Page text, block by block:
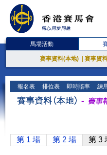
馬場活動
賽事資料(本地) 賽事資
報名表 排位表 即時賠率 練
第 1 場 第 2 場 第 3